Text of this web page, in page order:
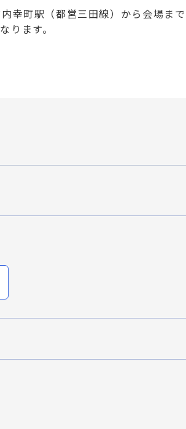
町駅（都営三田線）から会場ま
ります。